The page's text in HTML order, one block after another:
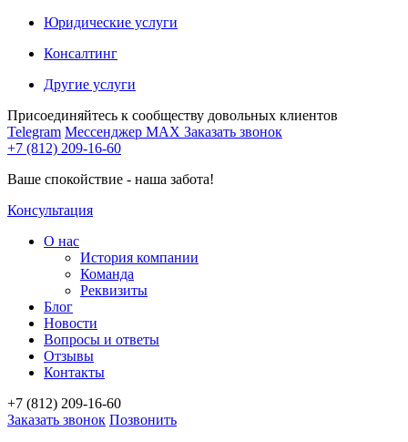
Юридические услуги
Консалтинг
Другие услуги
Присоединяйтесь к сообществу довольных клиентов
Telegram Мессенджер MAX Заказать звонок
+7 (812) 209-16-60
Ваше спокойствие - наша забота!
Консультация
О нас
История компании
Команда
Реквизиты
Блог
Новости
Вопросы и ответы
Отзывы
Контакты
+7 (812) 209-16-60
Заказать звонок Позвонить